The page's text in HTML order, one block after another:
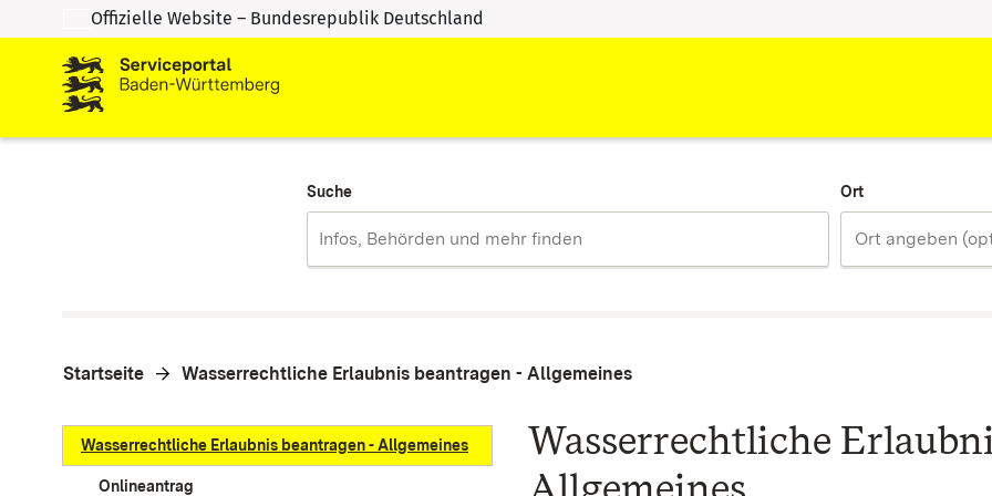
Zum Inhalt springen
Zur Suche springen
Offizielle Website – Bundesrepublik Deutschland
Suche Ort
Startseite Wasserrechtliche Erlaubnis beantragen - Allgemeines
Wasserrechtliche Erlaubnis beantragen - Allgemeines
Onlineantrag
Wasserrechtliche